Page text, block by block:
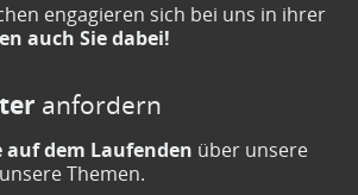
engagieren sich bei uns in ihrer
auch Sie dabei!
anfordern
auf dem Laufenden über unsere
Themen.